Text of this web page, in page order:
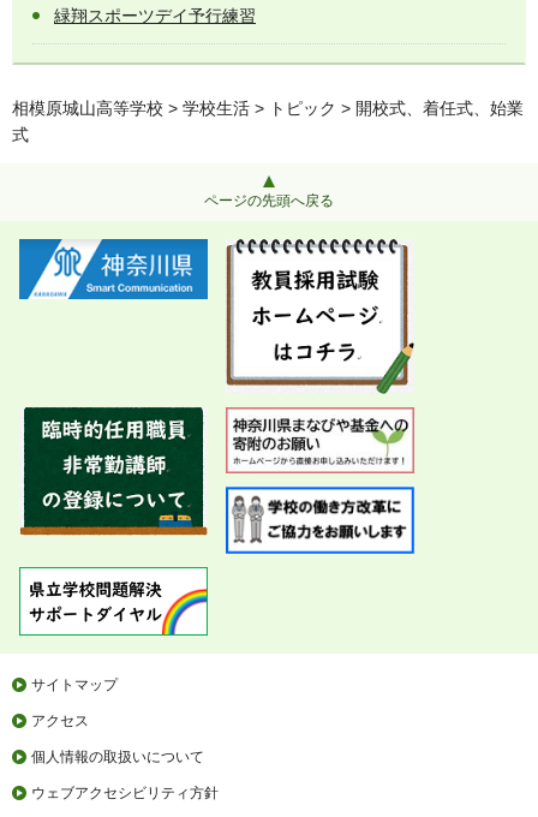
緑翔スポーツデイ予行練習
相模原城山高等学校 > 学校生活 > トピック > 開校式、着任式、始業
式
ページの先頭へ戻る
サイトマップ
アクセス
個人情報の取扱いについて
ウェブアクセシビリティ方針